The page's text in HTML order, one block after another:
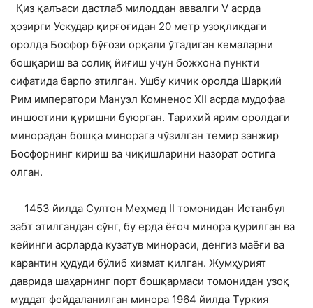
Қиз қалъаси дастлаб милоддан аввалги V асрда
ҳозирги Ускудар қирғоғидан 20 метр узоқликдаги
оролда Босфор бўғози орқали ўтадиган кемаларни
бошқариш ва солиқ йиғиш учун божхона пункти
сифатида барпо этилган. Ушбу кичик оролда Шарқий
Рим императори Мануэл Комненос XII асрда мудофаа
иншоотини қуришни буюрган. Тарихий ярим оролдаги
минорадан бошқа минорага чўзилган темир занжир
Босфорнинг кириш ва чиқишларини назорат остига
олган.
1453 йилда Султон Меҳмед II томонидан Истанбул
забт этилгандан сўнг, бу ерда ёғоч минора қурилган ва
кейинги асрларда кузатув минораси, денгиз маёғи ва
карантин ҳудуди бўлиб хизмат қилган. Жумҳурият
даврида шаҳарнинг порт бошқармаси томонидан узоқ
муддат фойдаланилган минора 1964 йилда Туркия